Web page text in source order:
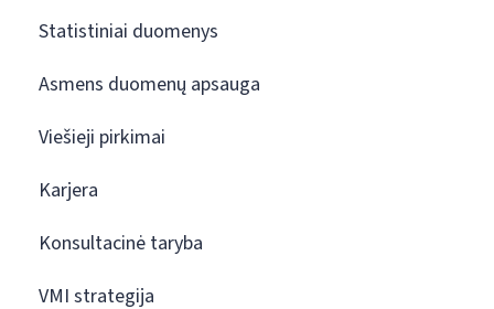
Statistiniai duomenys
Asmens duomenų apsauga
Viešieji pirkimai
Karjera
Konsultacinė taryba
VMI strategija